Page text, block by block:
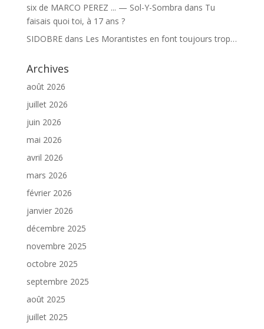
six de MARCO PEREZ ... — Sol-Y-Sombra dans Tu
faisais quoi toi, à 17 ans ?
SIDOBREdans Les Morantistes en font toujours trop…
Archives
août 2026
juillet 2026
juin 2026
mai 2026
avril 2026
mars 2026
février 2026
janvier 2026
décembre 2025
novembre 2025
octobre 2025
septembre 2025
août 2025
juillet 2025